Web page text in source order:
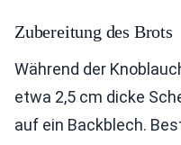
Zubereitung des Brots
Während der
etwa 2,5 cm dicke
auf ein Backblech.